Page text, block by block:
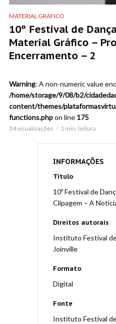
MATERIAL GRÁFICO
10º Festival de
Material Gráfico –
Encerramento – 2
Warning: A non-numeric value
/home/storage/9/08/b2/
content/themes/
functions.phpon line 175
34 visualizações 1 min. leitura
INFORMAÇÕES
Título
10º Festival de
Clipagem – A
Direitos autorais
Instituto Festival
Joinville
Formato
Digital
Fonte
Instituto Festival